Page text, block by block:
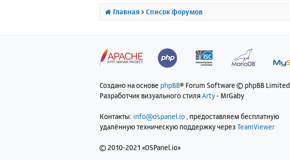
Главная Список форумов
Создано на основе phpBB® Forum Software © phpBB Limited
Разработчик визуального стиля Arty- MrGaby
Контакты: info@ospanel.io , предоставляем бесплатную
удалённую техническую поддержку через TeamViewer
© 2010-2021 «OSPanel.io»